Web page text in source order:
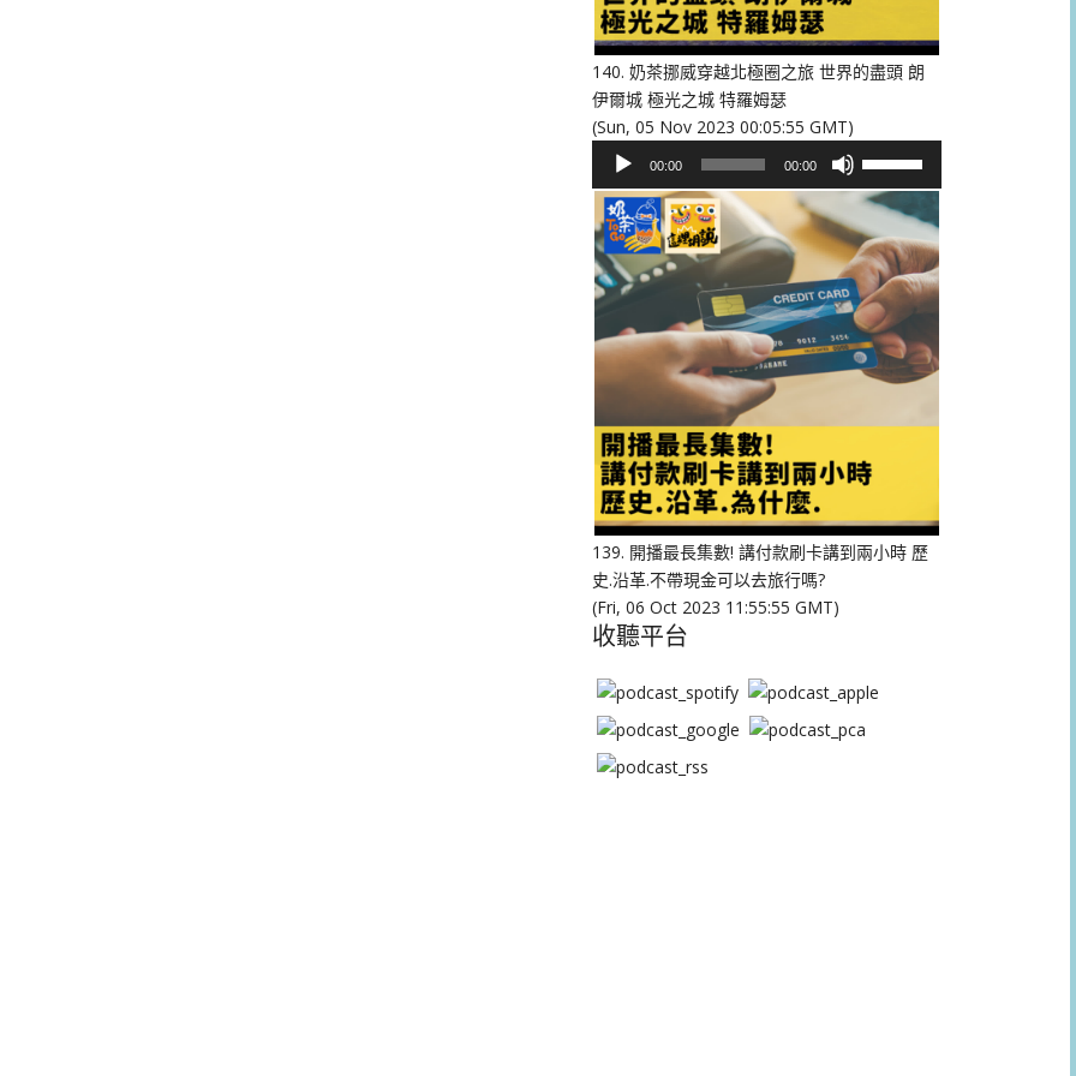
量。
140. 奶茶挪威穿越北極圈之旅 世界的盡頭 朗
伊爾城 極光之城 特羅姆瑟
(Sun, 05 Nov 2023 00:05:55 GMT)
播
放
器
00:00 00:00
向
上/
向
下
鍵
以
提
或
降
低
量。
139. 開播最長集數! 講付款刷卡講到兩小時 歷
史.沿革.不帶現金可以去旅行嗎?
(Fri, 06 Oct 2023 11:55:55 GMT)
收聽平台